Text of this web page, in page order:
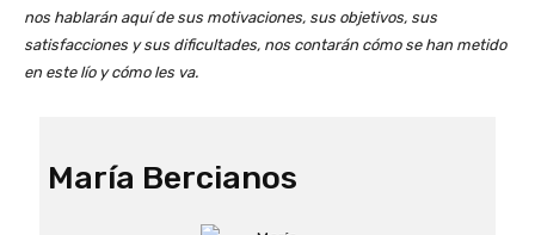
nos hablarán aquí de sus motivaciones, sus objetivos, sus
satisfacciones y sus dificultades, nos contarán cómo se han metido
en este lío y cómo les va.
María Bercianos